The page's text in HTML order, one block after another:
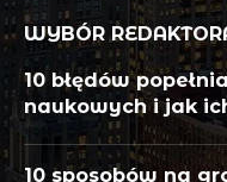
WYBÓR
10 błędów
naukowych i jak
10 sposobów na